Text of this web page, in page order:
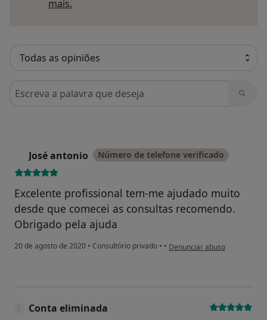
mais.
Pesquisar em opiniões
José antonio Número de telefone verificado
Excelente profissional tem-me ajudado muito
desde que comecei as consultas recomendo.
Obrigado pela ajuda
20 de agosto de 2020 • Consultório privado • • na opinião do utilizador José
Denunciar abuso
Conta eliminada